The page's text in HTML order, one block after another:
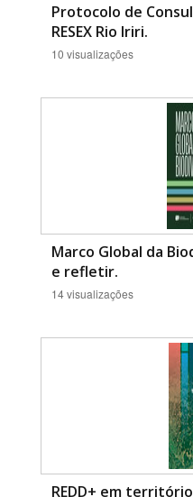
Protocolo de
RESEX Rio Iriri.
10 visualizações
Marco Global da
e refletir.
14 visualizações
REDD+ em